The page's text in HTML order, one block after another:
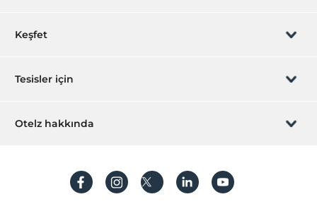
Rezervasyon yönet
Sıkça sorulan sorular
Keşfet
Hediye Kart
Hesap oluştur
Tesisler için
Hemen tesisinizi ekleyin
Otelz hakkında